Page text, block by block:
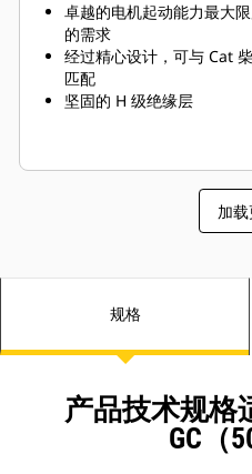
卓越的电机起动能力最大
的需求
经过精心设计，可与 Cat
匹配
坚固的 H 级绝缘层
加
规格
产品技术规格
GC（